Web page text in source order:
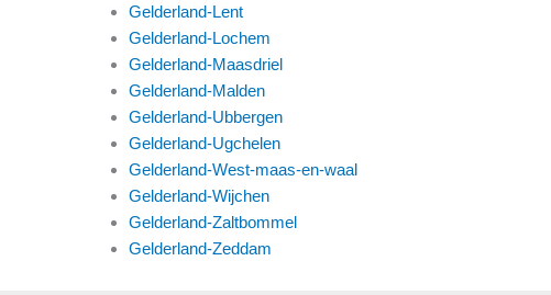
Gelderland-Lent
Gelderland-Lochem
Gelderland-Maasdriel
Gelderland-Malden
Gelderland-Ubbergen
Gelderland-Ugchelen
Gelderland-West-maas-en-waal
Gelderland-Wijchen
Gelderland-Zaltbommel
Gelderland-Zeddam